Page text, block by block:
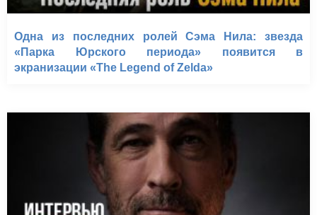
Одна из последних ролей Сэма Нила: звезда
«Парка Юрского периода» появится в
экранизации «The Legend of Zelda»